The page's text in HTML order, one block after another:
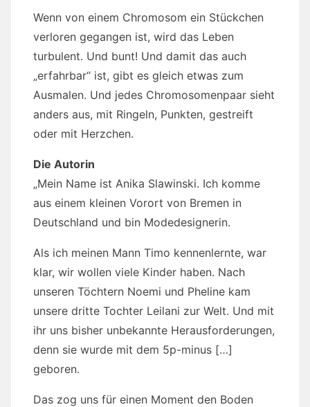
Wenn von einem Chromosom ein Stückchen
verloren gegangen ist, wird das Leben
turbulent. Und bunt! Und damit das auch
„erfahrbar“ ist, gibt es gleich etwas zum
Ausmalen. Und jedes Chromosomenpaar sieht
anders aus, mit Ringeln, Punkten, gestreift
oder mit Herzchen.
Die Autorin
„Mein Name ist Anika Slawinski. Ich komme
aus einem kleinen Vorort von Bremen in
Deutschland und bin Modedesignerin.
Als ich meinen Mann Timo kennenlernte, war
klar, wir wollen viele Kinder haben. Nach
unseren Töchtern Noemi und Pheline kam
unsere dritte Tochter Leilani zur Welt. Und mit
ihr uns bisher unbekannte Herausforderungen,
denn sie wurde mit dem 5p-minus […]
geboren.
Das zog uns für einen Moment den Boden